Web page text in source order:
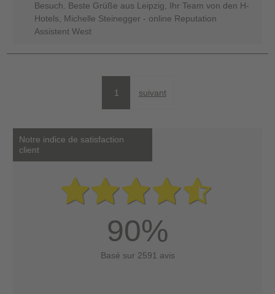
Besuch. Beste Grüße aus Leipzig, Ihr Team von den H-
Hotels, Michelle Steinegger - online Reputation
Assistent West
1 suivant
Notre indice de satisfaction
client
90%
Basé sur 2591 avis